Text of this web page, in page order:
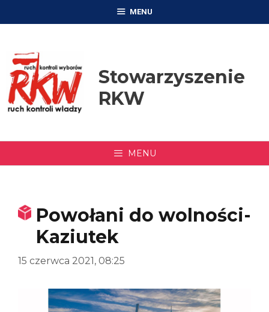
MENU
Stowarzyszenie
RKW
MENU
Powołani do wolności-
Kaziutek
15 czerwca 2021, 08:25